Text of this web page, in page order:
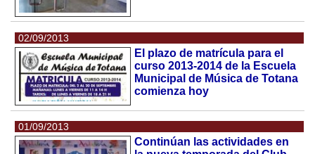
02/09/2013
El plazo de matrícula para el
curso 2013-2014 de la Escuela
Municipal de Música de Totana
comienza hoy
01/09/2013
Continúan las actividades en